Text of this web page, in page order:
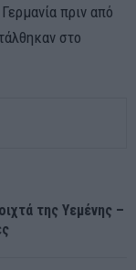
πριν από
στο
της Υεμένης –